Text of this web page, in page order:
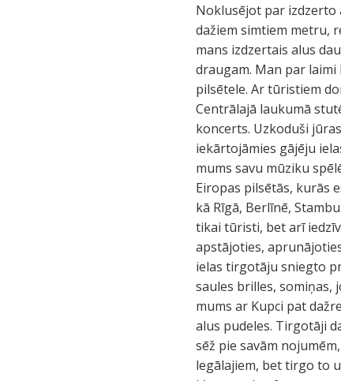
Noklusējot par izdzerto
dažiem simtiem metru,
mans izdzertais alus
draugam. Man par
pilsētele. Ar tūristiem
Centrālajā laukumā
koncerts. Uzkoduši
iekārtojāmies gājēju
mums savu mūziku
Eiropas pilsētās, kurās
kā Rīgā, Berlīnē,
tikai tūristi, bet arī
apstājoties,
ielas tirgotāju sniegto
saules brilles, somiņas,
mums ar Kupci pat
alus pudeles. Tirgotāji
sēž pie savām
legālajiem, bet tirgo to